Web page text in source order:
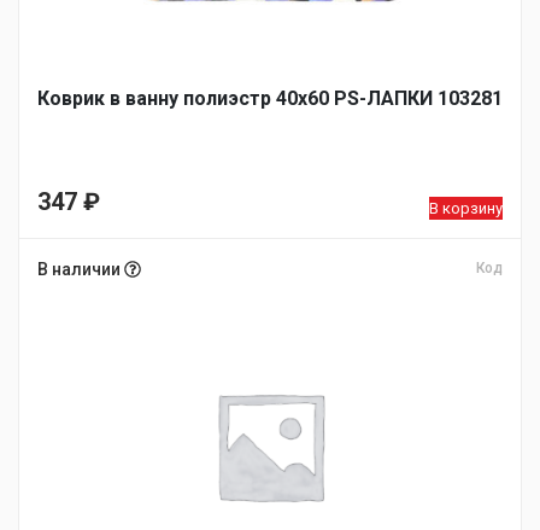
Коврик в ванну полиэстр 40х60 PS-ЛАПКИ 103281
347 ₽ В корзину
В наличии Код